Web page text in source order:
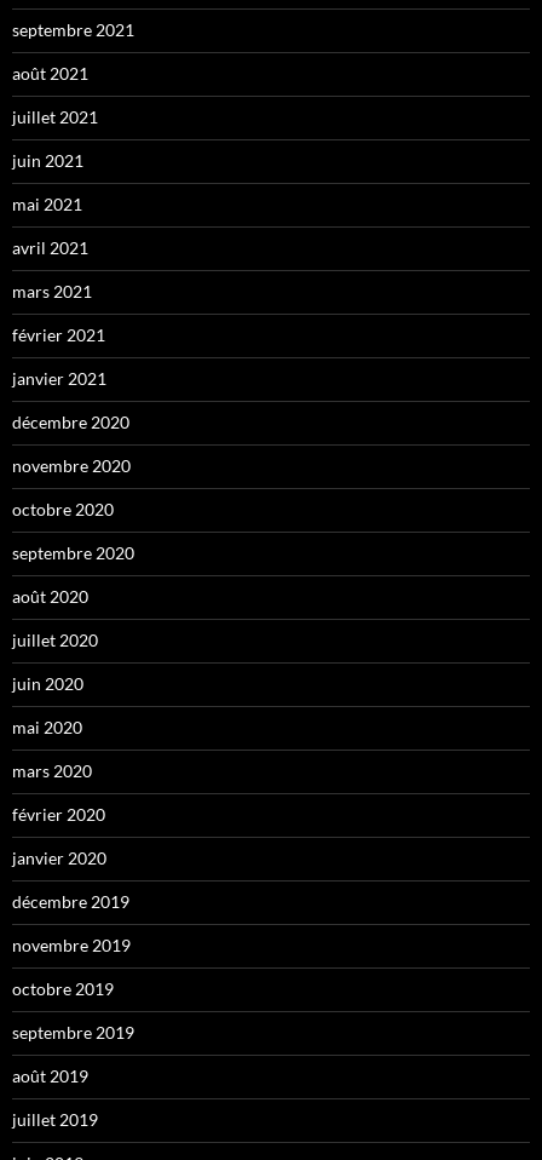
septembre 2021
août 2021
juillet 2021
juin 2021
mai 2021
avril 2021
mars 2021
février 2021
janvier 2021
décembre 2020
novembre 2020
octobre 2020
septembre 2020
août 2020
juillet 2020
juin 2020
mai 2020
mars 2020
février 2020
janvier 2020
décembre 2019
novembre 2019
octobre 2019
septembre 2019
août 2019
juillet 2019